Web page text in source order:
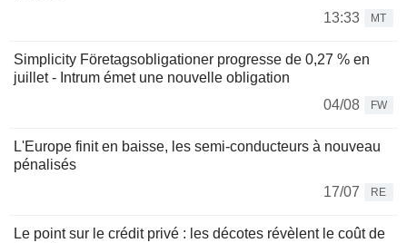
13:33
MT
Simplicity Företagsobligationer progresse de 0,27 % en
juillet - Intrum émet une nouvelle obligation
04/08
FW
L'Europe finit en baisse, les semi-conducteurs à nouveau
pénalisés
17/07
RE
Le point sur le crédit privé : les décotes révèlent le coût de